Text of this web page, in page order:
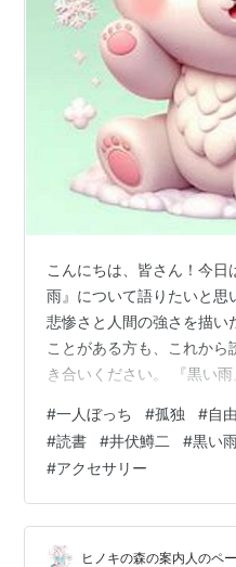
こんにちは、皆さん！今
雨』について語りたいと思
悲惨さと人間の強さを描い
ことがある方も、これか
き合いください。 『黒い
井伏鱒二の筆致は、まるで
感を与えてくれます。特に
の絆が描かれるシーンは、
のポイント 1.リアリティ
者の証言を基に物語を構
は戦争の現実を直視するこ
#一人ぼっち #孤独 #自由
#読書 #井伏鱒二 #黒い
#アクセサリー
ヒノキの森の案内人のペ